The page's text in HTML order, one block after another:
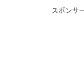
スポンサ